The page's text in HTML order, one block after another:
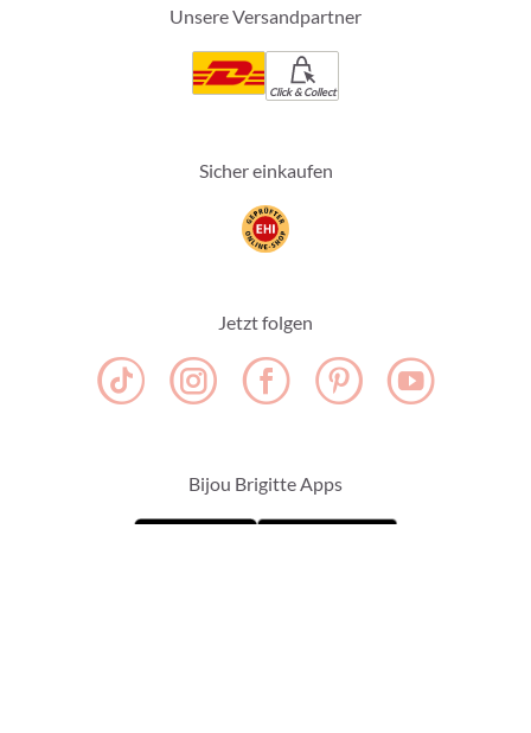
Unsere Versandpartner
Click & Collect
Sicher einkaufen
Jetzt folgen
Bijou Brigitte Apps